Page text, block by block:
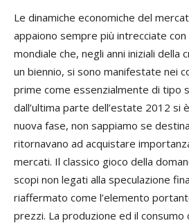
Le dinamiche economiche del
appaiono sempre più intrecciate
mondiale che, negli anni iniziali della
un biennio, si sono manifestate nei
prime come essenzialmente di tipo
dall’ultima parte dell’estate 2012 si
nuova fase, non sappiamo se
ritornavano ad acquistare
mercati. Il classico gioco della
scopi non legati alla speculazione
riaffermato come l’elemento
prezzi. La produzione ed il consumo